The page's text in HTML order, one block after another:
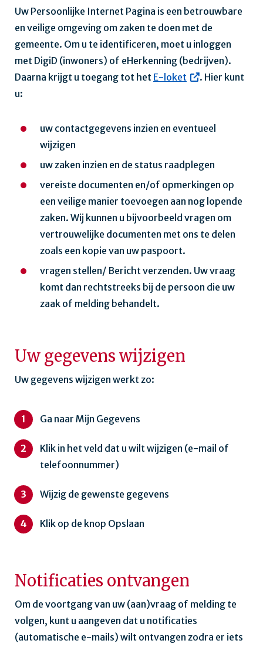
Uw Persoonlijke Internet Pagina is een betrouwbare
en veilige omgeving om zaken te doen met de
gemeente. Om u te identificeren, moet u inloggen
met DigiD (inwoners) of eHerkenning (bedrijven).
Daarna krijgt u toegang tot het E-loket
. Hier kunt
u:
uw contactgegevens inzien en eventueel
wijzigen
uw zaken inzien en de status raadplegen
vereiste documenten en/of opmerkingen op
een veilige manier toevoegen aan nog lopende
zaken. Wij kunnen u bijvoorbeeld vragen om
vertrouwelijke documenten met ons te delen
zoals een kopie van uw paspoort.
vragen stellen/ Bericht verzenden. Uw vraag
komt dan rechtstreeks bij de persoon die uw
zaak of melding behandelt.
Uw gegevens wijzigen
Uw gegevens wijzigen werkt zo:
Ga naar Mijn Gegevens
Klik in het veld dat u wilt wijzigen (e-mail of
telefoonnummer)
Wijzig de gewenste gegevens
Klik op de knop Opslaan
Notificaties ontvangen
Om de voortgang van uw (aan)vraag of melding te
volgen, kunt u aangeven dat u notificaties
(automatische e-mails) wilt ontvangen zodra er iets